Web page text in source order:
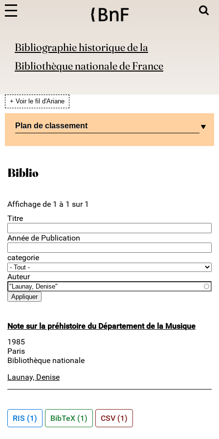
Bibliographie historique de la
Bibliothèque nationale de France
+ Voir le fil d'Ariane
Plan de classement
Biblio
Affichage de 1 à 1 sur 1
Titre
Année de Publication
categorie
Auteur
Note sur la préhistoire du Département de la Musique
1985
Paris
Bibliothèque nationale
Launay, Denise
RIS (1) BibTeX (1) CSV (1)